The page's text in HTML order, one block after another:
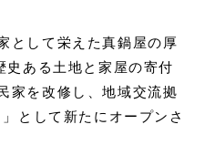
として栄えた真鍋屋の厚
ある土地と家屋の寄付
家を改修し、地域交流拠
として新たにオープンさ